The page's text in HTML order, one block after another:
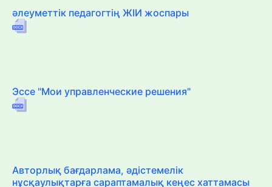
әлеуметтік педагогтің ЖІИ жоспары
Эссе "Мои управленческие решения"
Авторлық бағдарлама, әдістемелік
нұсқаулықтарға сараптамалық кеңес хаттамасы